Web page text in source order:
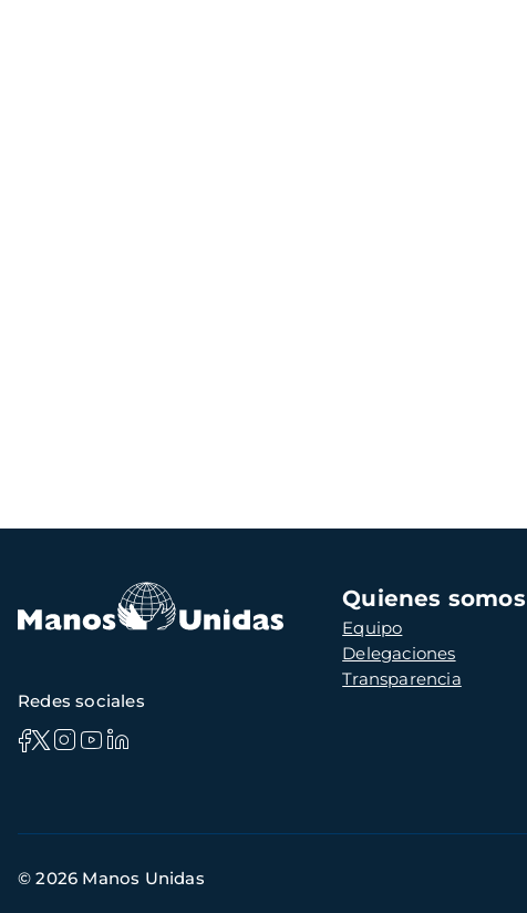
Navegación
principal
Quienes somos
Equipo
Delegaciones
Transparencia
Redes sociales
de
© 2026 Manos Unidas